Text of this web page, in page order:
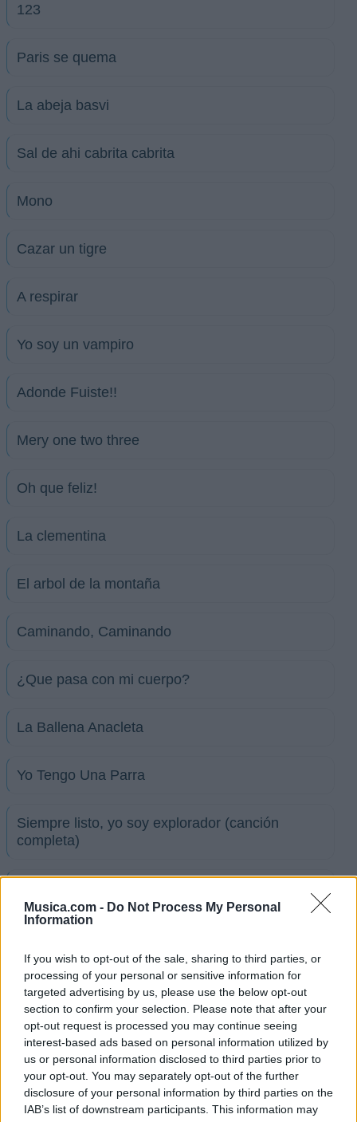
Musica.com - Do Not Process My Personal
Information
If you wish to opt-out of the sale, sharing to third parties, or
processing of your personal or sensitive information for
targeted advertising by us, please use the below opt-out
section to confirm your selection. Please note that after your
opt-out request is processed you may continue seeing
interest-based ads based on personal information utilized by
us or personal information disclosed to third parties prior to
your opt-out. You may separately opt-out of the further
disclosure of your personal information by third parties on the
IAB’s list of downstream participants. This information may
123
Paris se quema
La abeja basvi
Sal de ahi cabrita cabrita
Mono
Cazar un tigre
A respirar
Yo soy un vampiro
Adonde Fuiste!!
Mery one two three
Oh que feliz!
La clementina
El arbol de la montaña
Caminando, Caminando
¿Que pasa con mi cuerpo?
La Ballena Anacleta
Yo Tengo Una Parra
Siempre listo, yo soy explorador (canción
completa)
Buscar en la manada
La foquita
Scout de Corazón